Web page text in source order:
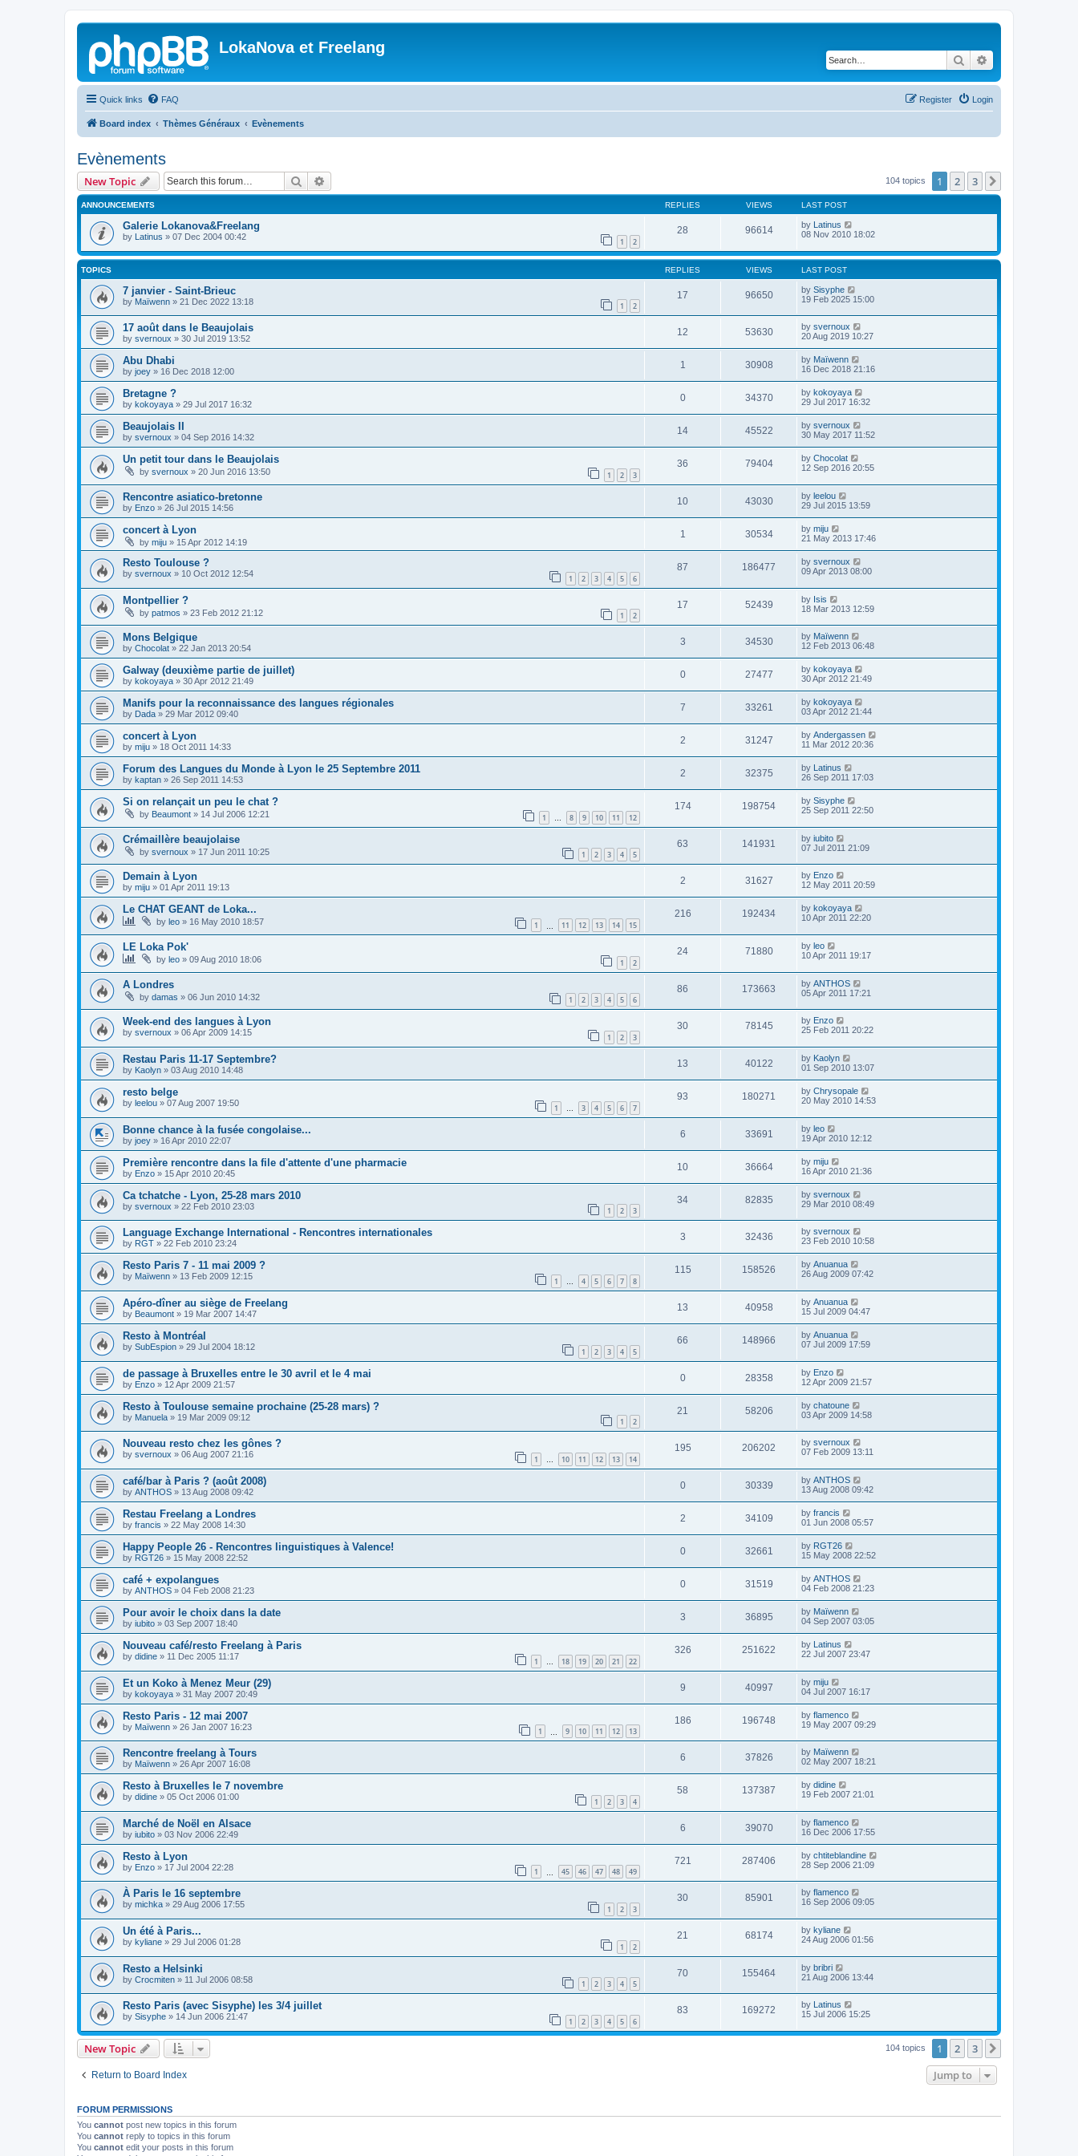
LokaNova et Freelang
Search
Quick links FAQ Login
Register
Board index Thèmes Généraux Evènements
Evènements
New Topic Search 104 topics 1 2 3
ANNOUNCEMENTS REPLIES VIEWS LAST POST
Galerie Lokanova&Freelang
by Latinus » 07 Dec 2004 00:42 1 2
28 96614 by Latinus
08 Nov 2010 18:02
TOPICS REPLIES VIEWS LAST POST
7 janvier - Saint-Brieuc
by Maïwenn » 21 Dec 2022 13:18 1 2
17 96650 by Sisyphe
19 Feb 2025 15:00
17 août dans le Beaujolais
by svernoux » 30 Jul 2019 13:52
12 53630 by svernoux
20 Aug 2019 10:27
Abu Dhabi
by joey » 16 Dec 2018 12:00
1 30908 by Maïwenn
16 Dec 2018 21:16
Bretagne ?
by kokoyaya » 29 Jul 2017 16:32
0 34370 by kokoyaya
29 Jul 2017 16:32
Beaujolais II
by svernoux » 04 Sep 2016 14:32
14 45522 by svernoux
30 May 2017 11:52
Un petit tour dans le Beaujolais
by svernoux » 20 Jun 2016 13:50 1 2 3
36 79404 by Chocolat
12 Sep 2016 20:55
Rencontre asiatico-bretonne
by Enzo » 26 Jul 2015 14:56
10 43030 by leelou
29 Jul 2015 13:59
concert à Lyon
by miju » 15 Apr 2012 14:19
1 30534 by miju
21 May 2013 17:46
Resto Toulouse ?
by svernoux » 10 Oct 2012 12:54 1 2 3 4 5 6
87 186477 by svernoux
09 Apr 2013 08:00
Montpellier ?
by patmos » 23 Feb 2012 21:12 1 2
17 52439 by Isis
18 Mar 2013 12:59
Mons Belgique
by Chocolat » 22 Jan 2013 20:54
3 34530 by Maïwenn
12 Feb 2013 06:48
Galway (deuxième partie de juillet)
by kokoyaya » 30 Apr 2012 21:49
0 27477 by kokoyaya
30 Apr 2012 21:49
Manifs pour la reconnaissance des langues régionales
by Dada » 29 Mar 2012 09:40
7 33261 by kokoyaya
03 Apr 2012 21:44
concert à Lyon
by miju » 18 Oct 2011 14:33
2 31247 by Andergassen
11 Mar 2012 20:36
Forum des Langues du Monde à Lyon le 25 Septembre 2011
by kaptan » 26 Sep 2011 14:53
2 32375 by
Latinus
26 Sep 2011 17:03
Si on relançait un peu le chat ?
by Beaumont » 14 Jul 2006 12:21 1 … 8 9 10 11 12
174 198754 by Sisyphe
25 Sep 2011 22:50
Crémaillère beaujolaise
by svernoux » 17 Jun 2011 10:25 1 2 3 4 5
63 141931 by iubito
07 Jul 2011 21:09
Demain à Lyon
by miju » 01 Apr 2011 19:13
2 31627 by Enzo
12 May 2011 20:59
Le CHAT GEANT de Loka...
by leo » 16 May 2010 18:57 1 11 12 13 14 15
216 192434 by kokoyaya
10 Apr 2011 22:20
LE Loka Pok'
by leo » 09 Aug 2010 18:06 1 2
24 71880 by leo
10 Apr 2011 19:17
A Londres
by damas » 06 Jun 2010 14:32 1 2 3 4 5 6
86 173663 by ANTHOS
05 Apr 2011 17:21
Week-end des langues à Lyon
by svernoux » 06 Apr 2009 14:15 1 2 3
30 78145 by Enzo
25 Feb 2011 20:22
Restau Paris 11-17 Septembre?
by Kaolyn » 03 Aug 2010 14:48
13 40122 by Kaolyn
01 Sep 2010 13:07
resto belge
by leelou » 07 Aug 2007 19:50 1 … 3 4 5 6 7
93 180271 by Chrysopale
20 May 2010 14:53
Bonne chance à la fusée congolaise...
by joey » 16 Apr 2010 22:07
6 33691 by leo
19 Apr 2010 12:12
Première rencontre dans la file d'attente d'une pharmacie
by Enzo » 15 Apr 2010 20:45
10 36664 by miju
16 Apr 2010 21:36
Ca tchatche - Lyon, 25-28 mars 2010
by svernoux » 22 Feb 2010 23:03 1 2 3
34 82835 by svernoux
29 Mar 2010 08:49
Language Exchange International - Rencontres internationales
by RGT » 22 Feb 2010 23:24
3 32436 by svernoux
23 Feb 2010 10:58
Resto Paris 7 - 11 mai 2009 ?
by Maïwenn » 13 Feb 2009 12:15 1 … 4 5 6 7 8
115 158526 by Anuanua
26 Aug 2009 07:42
Apéro-dîner au siège de Freelang
by Beaumont » 19 Mar 2007 14:47
13 40958 by Anuanua
15 Jul 2009 04:47
Resto à Montréal
by SubEspion » 29 Jul 2004 18:12 1 2 3 4 5
66 148966 by Anuanua
07 Jul 2009 17:59
de passage à Bruxelles entre le 30 avril et le 4 mai
by Enzo » 12 Apr 2009 21:57
0 28358 by Enzo
12 Apr 2009 21:57
Resto à Toulouse semaine prochaine (25-28 mars) ?
by Manuela » 19 Mar 2009 09:12 1 2
21 58206 by chatoune
03 Apr 2009 14:58
Nouveau resto chez les gônes ?
by svernoux » 06 Aug 2007 21:16 1 … 10 11 12 13 14
195 206202 by svernoux
07 Feb 2009 13:11
café/bar à Paris ? (août 2008)
by ANTHOS » 13 Aug 2008 09:42
0 30339 by ANTHOS
13 Aug 2008 09:42
Restau Freelang a Londres
by francis » 22 May 2008 14:30
2 34109 by francis
01 Jun 2008 05:57
Happy People 26 - Rencontres linguistiques à Valence!
by RGT26 » 15 May 2008 22:52
0 32661 by RGT26
15 May 2008 22:52
café + expolangues
by ANTHOS » 04 Feb 2008 21:23
0 31519 by ANTHOS
04 Feb 2008 21:23
Pour avoir le choix dans la date
by iubito » 03 Sep 2007 18:40
3 36895 by Maïwenn
04 Sep 2007 03:05
Nouveau café/resto Freelang à Paris
by didine » 11 Dec 2005 11:17 1 18 19 20 21 22
326 251622 by Latinus
22 Jul 2007 23:47
Et un Koko à Menez Meur (29)
by kokoyaya » 31 May 2007 20:49
9 40997 by miju
04 Jul 2007 16:17
Resto Paris - 12 mai 2007
by Maïwenn » 26 Jan 2007 16:23 1 9 10 11 12 13
186 196748 by flamenco
19 May 2007 09:29
Rencontre freelang à Tours
by Maïwenn » 26 Apr 2007 16:08
6 37826 by Maïwenn
02 May 2007 18:21
Resto à Bruxelles le 7 novembre
by didine » 05 Oct 2006 01:00 1 2 3 4
58 137387 by didine
19 Feb 2007 21:01
Marché de Noël en Alsace
by iubito » 03 Nov 2006 22:49
6 39070 by flamenco
16 Dec 2006 17:55
Resto à Lyon
by Enzo » 17 Jul 2004 22:28 1 45 46 47 48 49
721 287406 by chtiteblandine
28 Sep 2006 21:09
À Paris le 16 septembre
by michka » 29 Aug 2006 17:55 1 2 3
30 85901 by flamenco
16 Sep 2006 09:05
Un été à Paris...
by kyliane » 29 Jul 2006 01:28 1 2
21 68174 by kyliane
24 Aug 2006 01:56
Resto a Helsinki
by Crocmiten » 11 Jul 2006 08:58 1 2 3 4 5
70 155464 by bribri
21 Aug 2006 13:44
Resto Paris (avec Sisyphe) les 3/4 juillet
by Sisyphe » 14 Jun 2006 21:47 1 2 3 4 5 6
83 169272 by
Latinus
15 Jul 2006 15:25
New Topic 104 topics 1 2 3
Return to Board Index Jump to
FORUM PERMISSIONS
You cannot post new topics in this forum
You cannot reply to topics in this forum
You cannot edit your posts in this forum